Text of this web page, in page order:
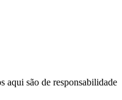
aqui são de responsabilidade